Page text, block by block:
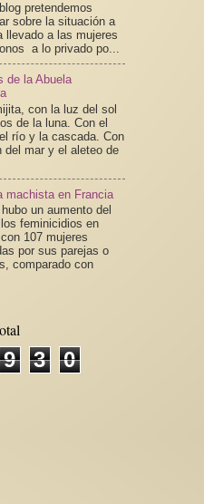
pretendemos
sobre la situación a
llevado a las mujeres
a lo privado po...
de la Abuela
con la luz del sol
de la luna. Con el
río y la cascada. Con
del mar y el aleteo de
machista en Francia
un aumento del
feminicidios en
107 mujeres
por sus parejas o
comparado con
9 3 0